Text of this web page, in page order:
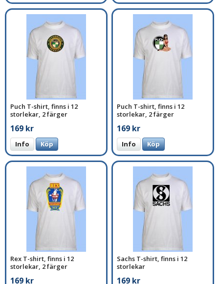
Puch T-shirt, finns i 12
storlekar, 2 färger
169 kr
Info Köp
Puch T-shirt, finns i 12
storlekar, 2 färger
169 kr
Info Köp
Rex T-shirt, finns i 12
storlekar, 2 färger
169 kr
Sachs T-shirt, finns i 12
storlekar
169 kr